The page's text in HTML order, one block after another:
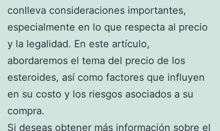
conlleva consideraciones importantes,
especialmente en lo que respecta al precio
y la legalidad. En este artículo,
abordaremos el tema del precio de los
esteroides, así como factores que influyen
en su costo y los riesgos asociados a su
compra.
Si deseas obtener más información sobre el